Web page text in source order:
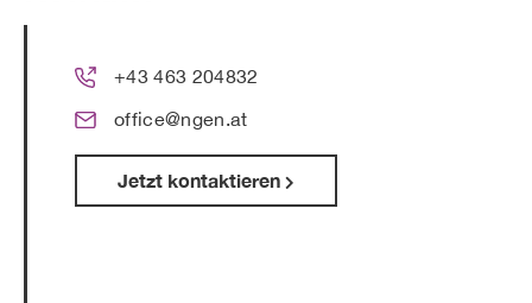
+43 463 204832
office@ngen.at
Jetzt kontaktieren